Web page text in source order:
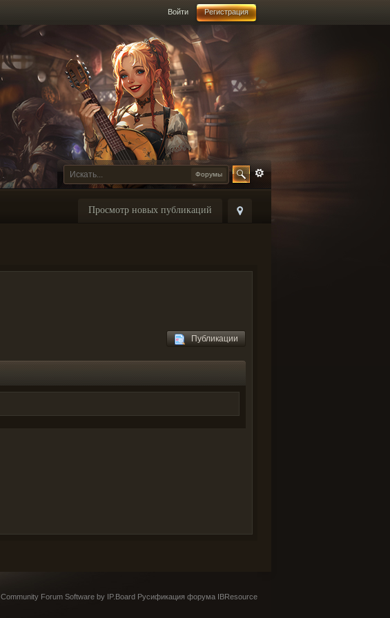
Войти Регистрация
Форумы
Просмотр новых публикаций
Публикации
Community Forum Software by IP.Board Русификация форума IBResource